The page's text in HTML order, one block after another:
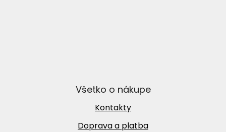
Všetko o nákupe
Kontakty
Doprava a platba